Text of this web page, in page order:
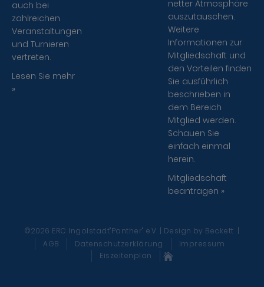
auch bei
zahlreichen
Veranstaltungen
und Turnieren
vertreten.
Lesen Sie mehr
»
netter Atmosphäre
auszutauschen.
Weitere
Informationen zur
Mitgliedschaft und
den Vorteilen finden
Sie ausführlich
beschrieben in
dem Bereich
Mitglied werden.
Schauen Sie
einfach einmal
herein.
Mitgliedschaft
beantragen »
©2026 ERC Ingolstadt"Panther" e.V. | Design by Beckett |
AGB
Datenschutzerklärung
Impressum
Eiszeitenplan